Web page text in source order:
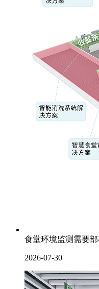
食堂环境监测需要
2026-07-30